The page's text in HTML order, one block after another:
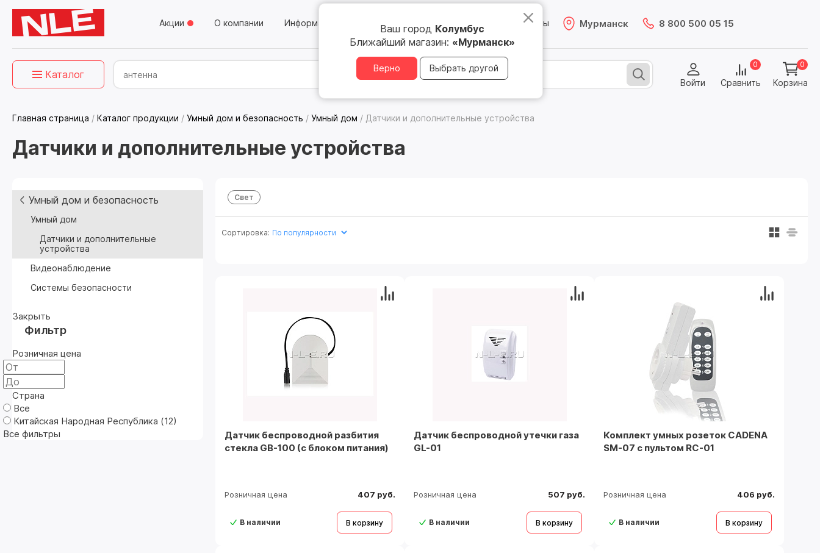
Акции О компании Информация Юридическим лицам Магазины Мурманск
Ваш город Колумбус
Ближайший магазин: «Мурманск»
Верно Выбрать другой
8 800 500 05 15
Каталог
Войти Сравнить
0
Корзина
0
Главная страница / Каталог продукции / Умный дом и безопасность / Умный дом / Датчики и дополнительные устройства
Датчики и дополнительные устройства
Умный дом и безопасность
Умный дом
Датчики и дополнительные
устройства
Видеонаблюдение
Системы безопасности
Закрыть
Фильтр
Розничная цена
Страна
Все
Китайская Народная Республика (12)
Все фильтры
Свет
Сортировка:
Датчик беспроводной разбития
стекла GB-100 (с блоком питания)
Розничная цена 407 руб.
В наличии В корзину
Датчик беспроводной утечки газа
GL-01
Розничная цена 507 руб.
В наличии В корзину
Комплект умных розеток CADENA
SM-07 c пультом RC-01
Розничная цена 406 руб.
В наличии В корзину